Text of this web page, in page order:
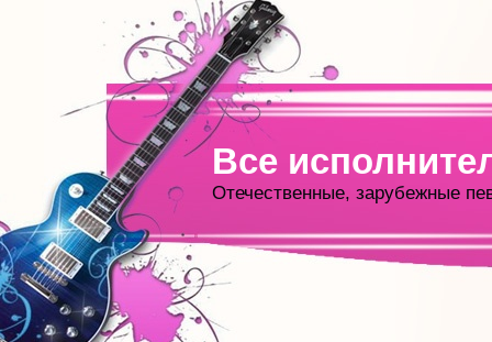
Все
Отечественные, зарубежные